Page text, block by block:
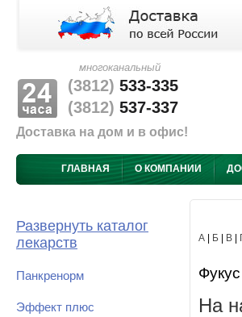
многоканальный
(3812) 533-335
(3812) 537-337
Доставка на дом и в офис!
ГЛАВНАЯ О КОМПАНИИ
Развернуть каталог
лекарств
Панкренорм
Эффект плюс
А Б В
На